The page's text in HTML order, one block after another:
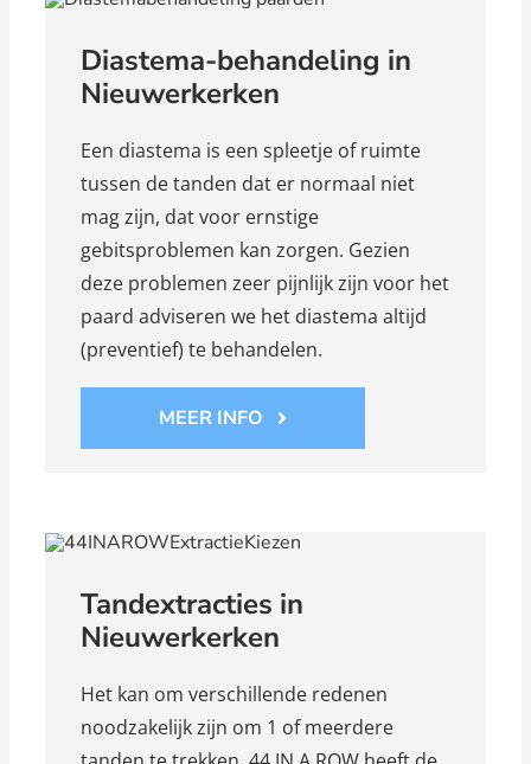
Diastema-behandeling in
Nieuwerkerken
Een diastema is een spleetje of ruimte
tussen de tanden dat er normaal niet
mag zijn, dat voor ernstige
gebitsproblemen kan zorgen. Gezien
deze problemen zeer pijnlijk zijn voor het
paard adviseren we het diastema altijd
(preventief) te behandelen.
MEER INFO
Tandextracties in
Nieuwerkerken
Het kan om verschillende redenen
noodzakelijk zijn om 1 of meerdere